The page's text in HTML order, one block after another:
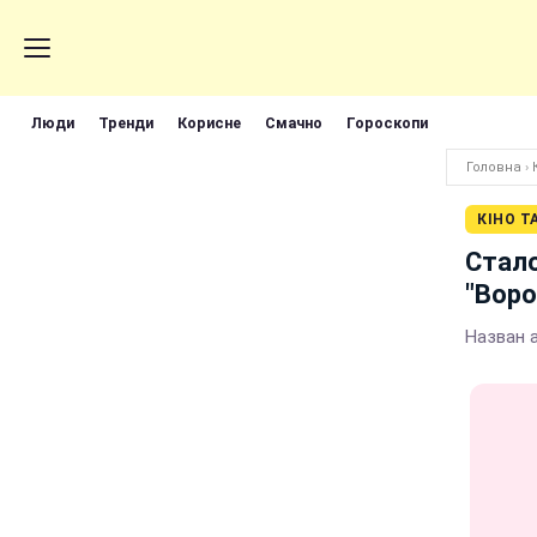
Люди Тренди Корисне Смачно Гороскопи
Головна ›
КІНО
Назван